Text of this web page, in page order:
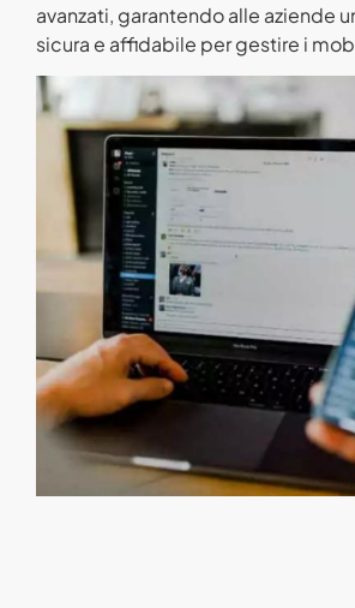
avanzati, garantendo alle aziende
sicura e affidabile per gestire i